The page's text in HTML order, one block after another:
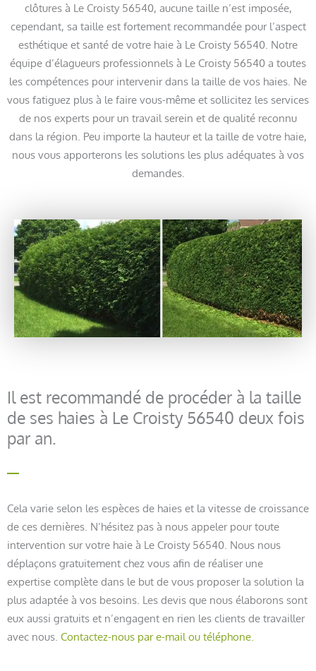
clôtures à Le Croisty 56540, aucune taille n’est imposée,
cependant, sa taille est fortement recommandée pour l’aspect
esthétique et santé de votre haie à Le Croisty 56540. Notre
équipe d’élagueurs professionnels à Le Croisty 56540 a toutes
les compétences pour intervenir dans la taille de vos haies. Ne
vous fatiguez plus à le faire vous-même et sollicitez les services
de nos experts pour un travail serein et de qualité reconnu
dans la région. Peu importe la hauteur et la taille de votre haie,
nous vous apporterons les solutions les plus adéquates à vos
demandes.
Il est recommandé de procéder à la taille
de ses haies à Le Croisty 56540 deux fois
par an.
Cela varie selon les espèces de haies et la vitesse de croissance
de ces dernières. N’hésitez pas à nous appeler pour toute
intervention sur votre haie à Le Croisty 56540. Nous nous
déplaçons gratuitement chez vous afin de réaliser une
expertise complète dans le but de vous proposer la solution la
plus adaptée à vos besoins. Les devis que nous élaborons sont
eux aussi gratuits et n’engagent en rien les clients de travailler
avec nous. Contactez-nous par e-mail ou téléphone.